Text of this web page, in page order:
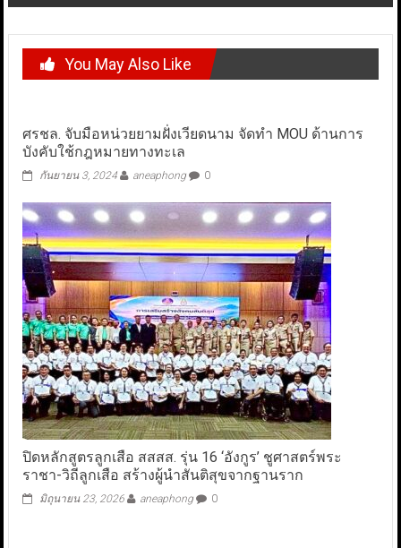
You May Also Like
ศรชล. จับมือหน่วยยามฝั่งเวียดนาม จัดทำ MOU ด้านการ
บังคับใช้กฎหมายทางทะเล
กันยายน 3, 2024 aneaphong 0
ปิดหลักสูตรลูกเสือ สสสส. รุ่น 16 ‘อังกูร’ ชูศาสตร์พระ
ราชา-วิถีลูกเสือ สร้างผู้นำสันติสุขจากฐานราก
มิถุนายน 23, 2026 aneaphong 0